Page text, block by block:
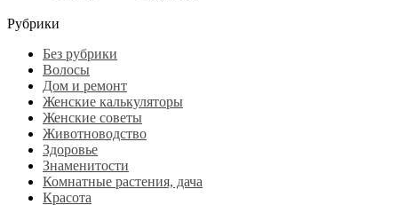
Рубрики
Без рубрики
Волосы
Дом и ремонт
Женские калькуляторы
Женские советы
Животноводство
Здоровье
Знаменитости
Комнатные растения, дача
Красота